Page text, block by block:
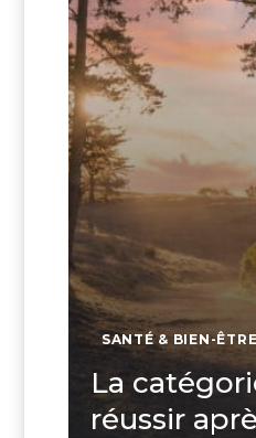
SANTÉ & BIEN-ÊTRE
La
réussir